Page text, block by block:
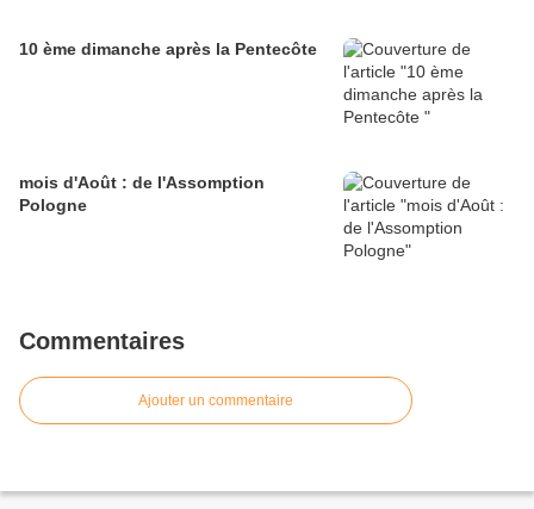
10 ème dimanche après la Pentecôte
mois d'Août : de l'Assomption
Pologne
Commentaires
Ajouter un commentaire